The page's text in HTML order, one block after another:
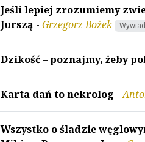
Jeśli lepiej zrozumiemy
Jurszą - Grzegorz Bożek Wywiad
Dzikość – poznajmy, żeby
Karta dań to nekrolog -
Wszystko o śladzie